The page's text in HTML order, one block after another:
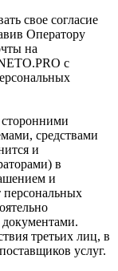
свое согласие
Оператору
на
с
сторонними
средствами
и
в
и
документами.
третьих лиц, в
услуг.